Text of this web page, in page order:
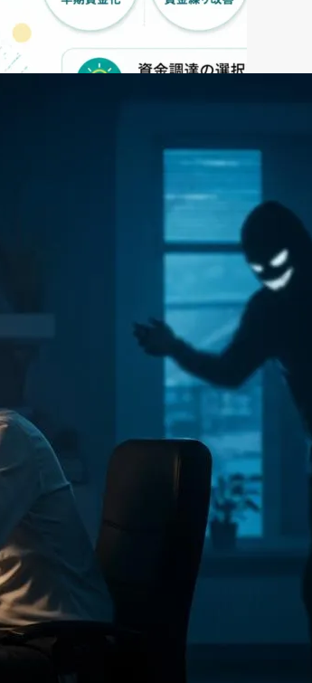
ファクタリングとは？仕組み・メ